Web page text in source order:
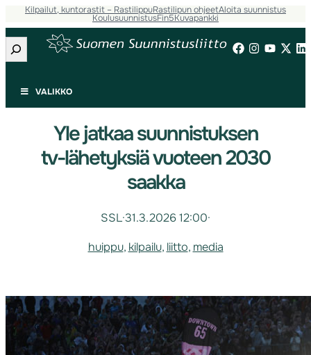
Kilpailut, kuntorastit – RastilippuRastilipun ohjeetAloita suunnistus
KoulusuunnistusFin5Kuvapankki
Etsi
VALIKKO
Yle jatkaa suunnistuksen
tv-lähetyksiä vuoteen 2030
saakka
SSL·31.3.2026 12:00·
huippu, kilpailu, liitto, media